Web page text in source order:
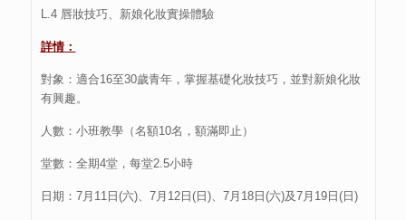
L.4 唇妝技巧、新娘化妝實操體驗
詳情：
對象：適合16至30歲青年，掌握基礎化妝技巧，並對新娘化妝
有興趣。
人數：小班教學（名額10名，額滿即止）
堂數：全期4堂，每堂2.5小時
日期：7月11日(六)、7月12日(日)、7月18日(六)及7月19日(日)